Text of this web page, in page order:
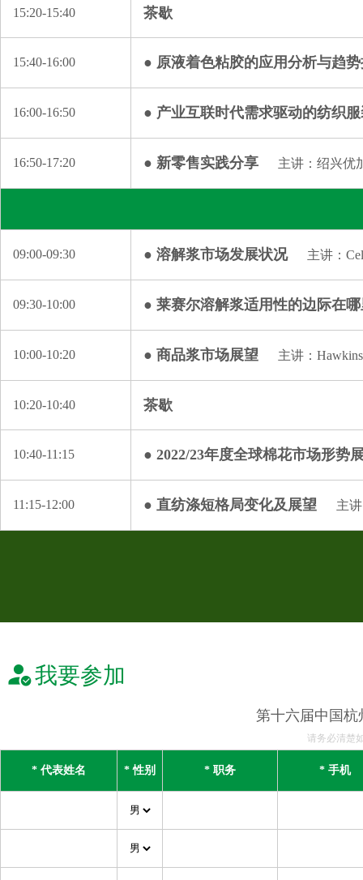
15:20-15:40 茶歇
15:40-16:00 ● 原液着色粘胶的应用分析与趋
16:00-16:50 ● 产业互联时代需求驱动的纺织
16:50-17:20 ● 新零售实践分享 主讲：绍兴
09:00-09:30 ● 溶解浆市场发展状况 主讲：
09:30-10:00 ● 莱赛尔溶解浆适用性的边际在
10:00-10:20 ● 商品浆市场展望 主讲：
10:20-10:40 茶歇
10:40-11:15 ● 2022/23年度全球棉花市场形势
11:15-12:00 ● 直纺涤短格局变化及展望 主
我要参加
第十六届中国杭
请务必清楚
* 代表姓名 * 性别 * 职务 * 手机